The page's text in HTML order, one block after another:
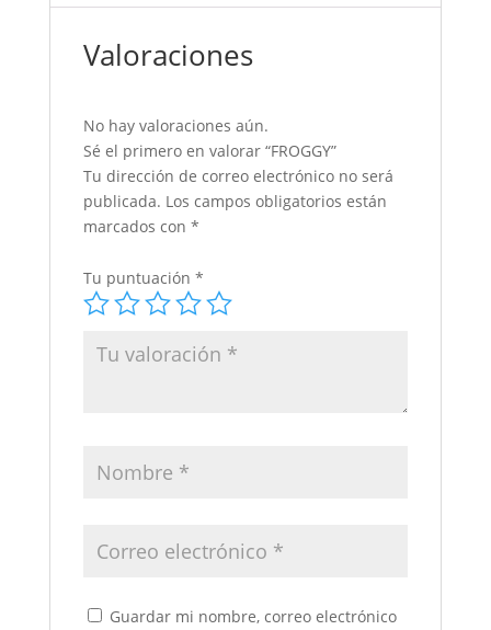
Valoraciones
No hay valoraciones aún.
Sé el primero en valorar “FROGGY”
Tu dirección de correo electrónico no será
publicada. Los campos obligatorios están
marcados con *
Tu puntuación *
Guardar mi nombre, correo electrónico